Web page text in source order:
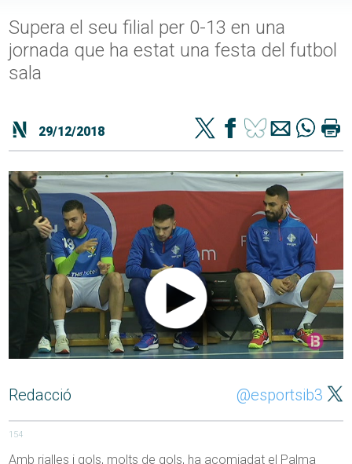
Supera el seu filial per 0-13 en una
jornada que ha estat una festa del futbol
sala
29/12/2018
Redacció @esportsib3
154
Amb rialles i gols, molts de gols, ha acomiadat el Palma